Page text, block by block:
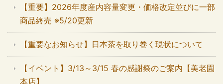
【重要】2026年度産内容量変更・価格改定並びに一部
商品終売 ※5/20更新
【重要なお知らせ】日本茶を取り巻く現状について
【イベント】3/13～3/15 春の感謝祭のご案内【美老園
本店】